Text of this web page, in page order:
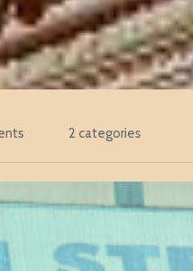
2 categories